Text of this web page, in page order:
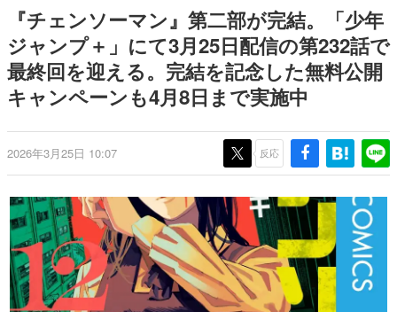
きます。
赫本
この物語を解いてはいけない。『赫本』は、〈試験問題〉
の形をした短編ホラー小説集です。
これからのデジタルゲーム市場を担う若きクリエイター達
の姿を追い、彼らのルーツと情熱を探っていきます。
ゲームに多大な影響を受けた作家さんに取材し、ゲームが
日本のコンテンツ産業やカルチャーに与えた影響を探る企
画です。
日本モバイルゲーム産業史
日本のモバイルゲーム史における主要なトピック・タイト
ルを網羅するほか、開発者へのインタビューや識者による
解説を掲載。約20年の歴史が一望できる決定版！
『チェンソーマン』第二部が完結。「少年
ジャンプ＋」にて3月25日配信の第232話で
最終回を迎える。完結を記念した無料公開
キャンペーンも4月8日まで実施中
2026年3月25日 10:07 反応